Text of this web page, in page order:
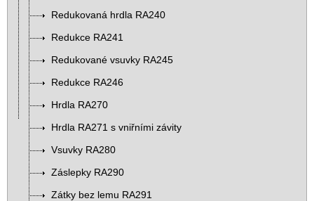
Redukovaná hrdla RA240
Redukce RA241
Redukované vsuvky RA245
Redukce RA246
Hrdla RA270
Hrdla RA271 s vniřními závity
Vsuvky RA280
Záslepky RA290
Zátky bez lemu RA291